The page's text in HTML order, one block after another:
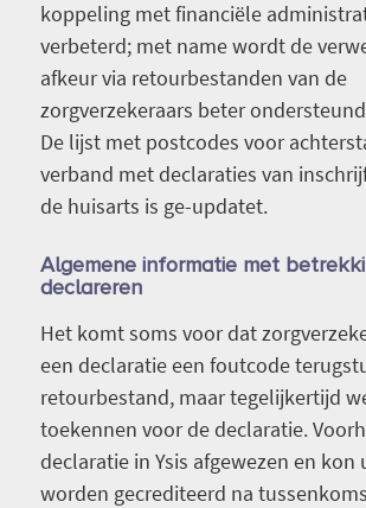
koppeling met financiële
verbeterd; met name wordt de
afkeur via retourbestanden van de
zorgverzekeraars beter
De lijst met postcodes voor
verband met declaraties van
de huisarts is ge-updatet.
Algemene informatie met
declareren
Het komt soms voor dat
een declaratie een foutcode
retourbestand, maar tegelijkertijd
toekennen voor de declaratie.
declaratie in Ysis afgewezen en
worden gecrediteerd na